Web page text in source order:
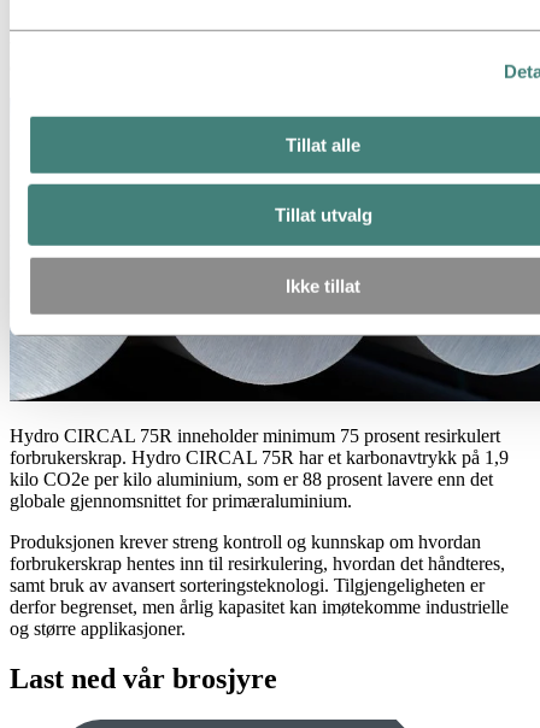
Tillat alle
Tillat utvalg
Ikke tillat
Hydro CIRCAL 75R inneholder minimum 75 prosent resirkulert
forbrukerskrap. Hydro CIRCAL 75R har et karbonavtrykk på 1,9
kilo CO2e per kilo aluminium, som er 88 prosent lavere enn det
globale gjennomsnittet for primæraluminium.
Produksjonen krever streng kontroll og kunnskap om hvordan
forbrukerskrap hentes inn til resirkulering, hvordan det håndteres,
samt bruk av avansert sorteringsteknologi. Tilgjengeligheten er
derfor begrenset, men årlig kapasitet kan imøtekomme industrielle
og større applikasjoner.
Last ned vår brosjyre